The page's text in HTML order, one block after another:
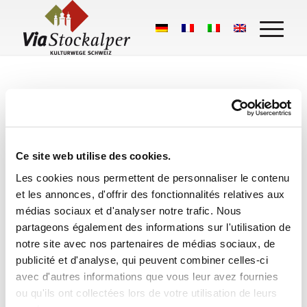
Ce site web utilise des cookies.
Les cookies nous permettent de personnaliser le contenu
et les annonces, d'offrir des fonctionnalités relatives aux
médias sociaux et d'analyser notre trafic. Nous
partageons également des informations sur l'utilisation de
notre site avec nos partenaires de médias sociaux, de
publicité et d'analyse, qui peuvent combiner celles-ci
avec d'autres informations que vous leur avez fournies
ou qu'ils ont collectées lors de votre utilisation de leurs
Ce que disent les randonneurs :
Stockalperweg
50 Google Bewertungen
Eine Bewertung schreiben